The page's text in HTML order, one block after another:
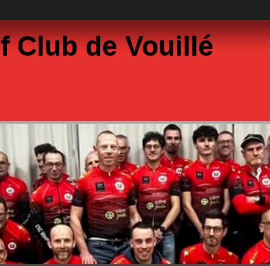
Club de Vouillé